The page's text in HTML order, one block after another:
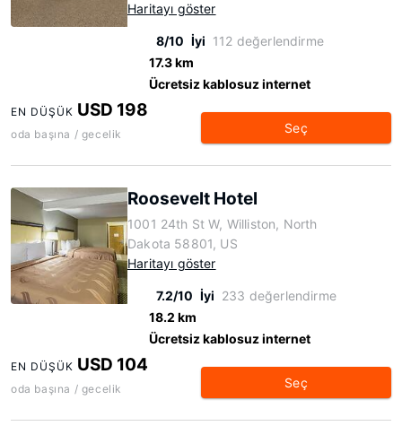
Haritayı göster
8/10 İyi 112 değerlendirme
17.3 km
Ücretsiz kablosuz internet
EN DÜŞÜK USD 198
oda başına / gecelik Seç
Roosevelt Hotel
1001 24th St W, Williston, North
Dakota 58801, US
Haritayı göster
7.2/10 İyi 233 değerlendirme
18.2 km
Ücretsiz kablosuz internet
EN DÜŞÜK USD 104
oda başına / gecelik Seç